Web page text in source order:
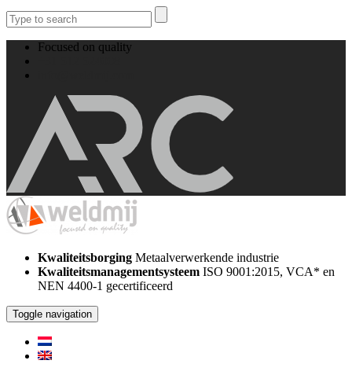
Focused on quality
Kwaliteitsborging Metaalverwerkende industrie
Kwaliteitsmanagementsysteem ISO 9001:2015, VCA* en
NEN 4400-1 gecertificeerd
Toggle navigation